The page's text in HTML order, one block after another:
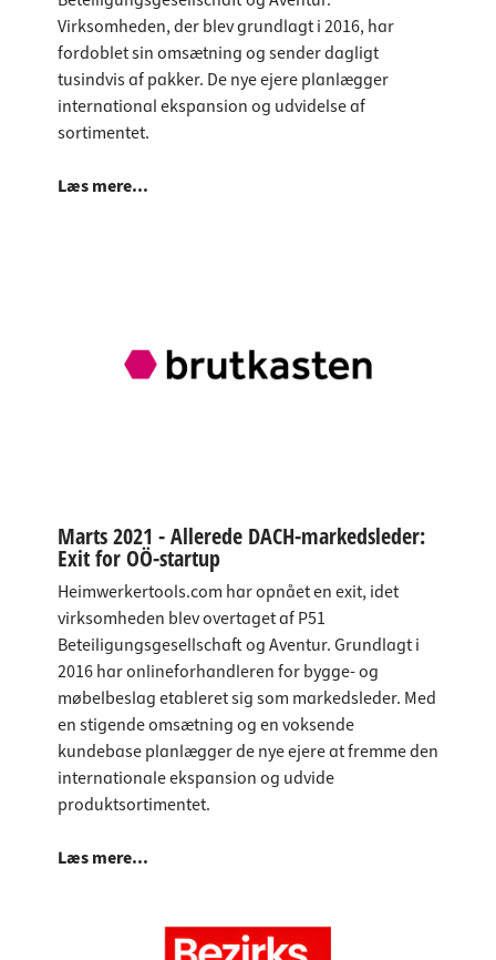
Virksomheden, der blev grundlagt i 2016, har
fordoblet sin omsætning og sender dagligt
tusindvis af pakker. De nye ejere planlægger
international ekspansion og udvidelse af
sortimentet.
Læs mere...
Marts 2021 - Allerede DACH-markedsleder:
Exit for OÖ-startup
Heimwerkertools.com har opnået en exit, idet
virksomheden blev overtaget af P51
Beteiligungsgesellschaft og Aventur. Grundlagt i
2016 har onlineforhandleren for bygge- og
møbelbeslag etableret sig som markedsleder. Med
en stigende omsætning og en voksende
kundebase planlægger de nye ejere at fremme den
internationale ekspansion og udvide
produktsortimentet.
Læs mere...